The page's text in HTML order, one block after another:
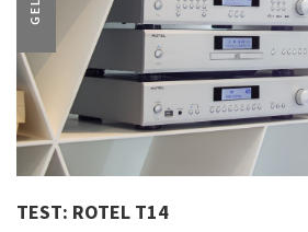
TEST: ROTEL T14